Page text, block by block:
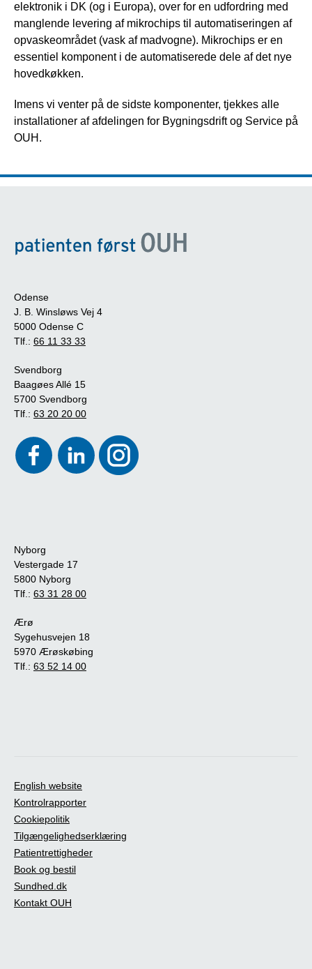
elektronik i DK (og i Europa), over for en udfordring med
manglende levering af mikrochips til automatiseringen af
opvaskeområdet (vask af madvogne). Mikrochips er en
essentiel komponent i de automatiserede dele af det nye
hovedkøkken.
Imens vi venter på de sidste komponenter, tjekkes alle
installationer af afdelingen for Bygningsdrift og Service på
OUH.
Odense
J. B. Winsløws Vej 4
5000 Odense C
Tlf.: 66 11 33 33
Svendborg
Baagøes Allé 15
5700 Svendborg
Tlf.: 63 20 20 00
Nyborg
Vestergade 17
5800 Nyborg
Tlf.: 63 31 28 00
Ærø
Sygehusvejen 18
5970 Ærøskøbing
Tlf.: 63 52 14 00
English website
Kontrolrapporter
Cookiepolitik
Tilgængelighedserklæring
Patientrettigheder
Book og bestil
Sundhed.dk
Kontakt OUH